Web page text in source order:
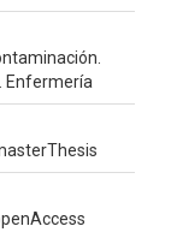
Enfermería